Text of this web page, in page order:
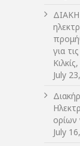
για
July
ορίων
July